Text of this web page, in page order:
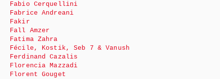
Fabio Cerquellini
Fabrice Andreani
Fakir
Fall Amzer
Fatima Zahra
Fécile, Kostik, Seb 7 & Vanush
Ferdinand Cazalis
Florencia Mazzadi
Florent Gouget